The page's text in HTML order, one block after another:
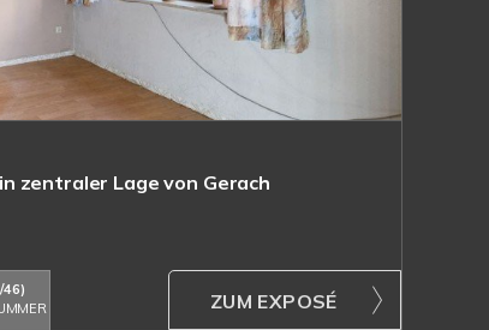
zentraler Lage von Gerach
46)
ZUM EXPOSÉ